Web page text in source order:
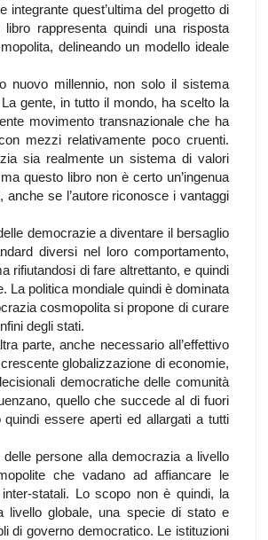
quest’ultima del progetto di
rappresenta quindi una risposta
delineando un modello ideale
nuovo millennio, non solo il sistema
gente, in tutto il mondo, ha scelto la
movimento transnazionale che ha
mezzi relativamente poco cruenti.
sia realmente un sistema di valori
questo libro non è certo un’ingenua
se l’autore riconosce i vantaggi
democrazie a diventare il bersaglio
diversi nel loro comportamento,
rifiutandosi di fare altrettanto, e quindi
La politica mondiale quindi è dominata
cosmopolita si propone di curare
degli stati.
parte, anche necessario all’effettivo
globalizzazione di economie,
democratiche delle comunità
quello che succede al di fuori
essere aperti ed allargati a tutti
persone alla democrazia a livello
che vadano ad affiancare le
statali. Lo scopo non è quindi, la
livello globale, una specie di stato e
di governo democratico. Le istituzioni